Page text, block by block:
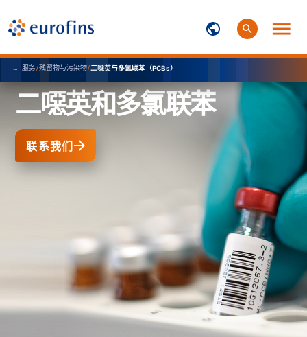
... 服务/残留物与污染物/二噁英与多氯联苯（PCBs）
二噁英和多氯联苯
联系我们